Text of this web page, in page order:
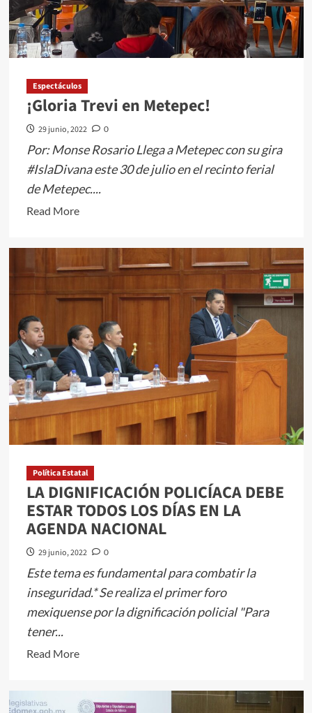
PARA
EL
FOMENTO
DE
LENGUA
OTOMI
Espectáculos
¡Gloria Trevi en Metepec!
29 junio, 2022 0
Por: Monse Rosario Llega a Metepec con su gira
#IslaDivana este 30 de julio en el recinto ferial
de Metepec....
Read MoreRead
about
Trevi
en
Política Estatal
LA DIGNIFICACIÓN POLICÍACA DEBE
ESTAR TODOS LOS DÍAS EN LA
AGENDA NACIONAL
29 junio, 2022 0
Este tema es fundamental para combatir la
inseguridad.* Se realiza el primer foro
mexiquense por la dignificación policial "Para
tener...
Read MoreRead
LA